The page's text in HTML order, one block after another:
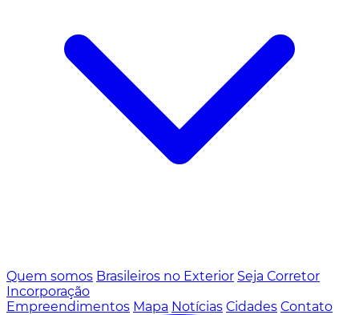
Quem somos Brasileiros no Exterior Seja Corretor
Incorporação
Empreendimentos Mapa Notícias Cidades Contato